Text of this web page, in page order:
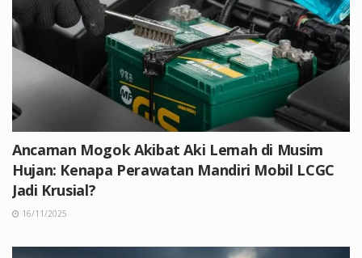
Ancaman Mogok Akibat Aki Lemah di Musim
Hujan: Kenapa Perawatan Mandiri Mobil LCGC
Jadi Krusial?
16/11/2025